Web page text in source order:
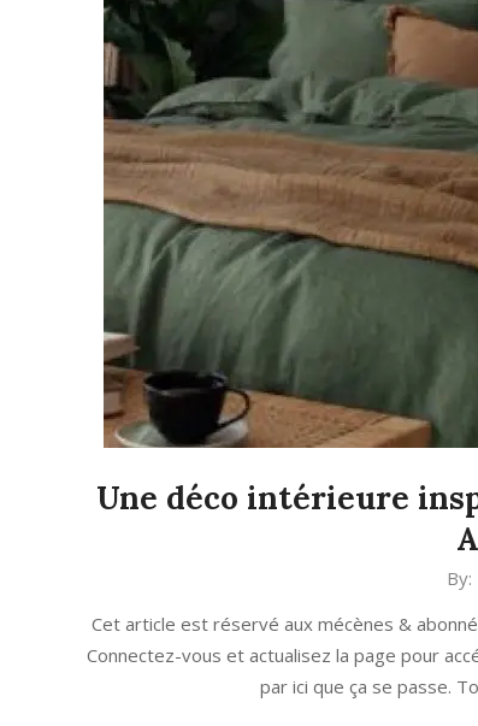
Une déco intérieure
By:
Cet article est réservé aux mécènes &
Connectez-vous et actualisez la page pour
par ici que ça se passe.